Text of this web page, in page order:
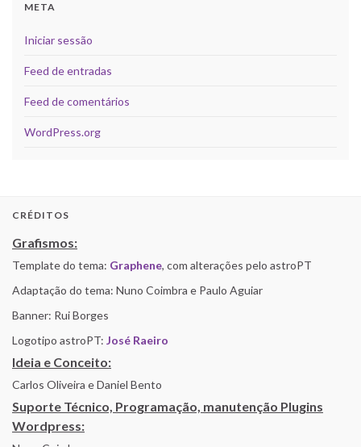
META
Iniciar sessão
Feed de entradas
Feed de comentários
WordPress.org
CRÉDITOS
Grafismos:
Template do tema: Graphene, com alterações pelo astroPT
Adaptação do tema: Nuno Coimbra e Paulo Aguiar
Banner: Rui Borges
Logotipo astroPT: José Raeiro
Ideia e Conceito:
Carlos Oliveira e Daniel Bento
Suporte Técnico, Programação, manutenção Plugins
Wordpress: